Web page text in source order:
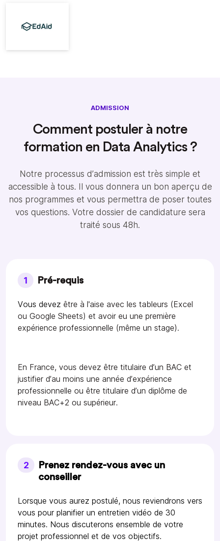
ADMISSION
Comment postuler à notre
formation en Data Analytics ?
Notre processus d’admission est très simple et
accessible à tous. Il vous donnera un bon aperçu de
nos programmes et vous permettra de poser toutes
vos questions. Votre dossier de candidature sera
traité sous 48h.
1 Pré-requis
Vous devez être à l'aise avec les tableurs (Excel
ou Google Sheets) et avoir eu une première
expérience professionnelle (même un stage).
En France, vous devez être titulaire d’un BAC et
justifier d’au moins une année d’expérience
professionnelle ou être titulaire d’un diplôme de
niveau BAC+2 ou supérieur.
2
Prenez rendez-vous avec un
conseiller
Lorsque vous aurez postulé, nous reviendrons vers
vous pour planifier un entretien vidéo de 30
minutes. Nous discuterons ensemble de votre
projet professionnel et de vos objectifs.